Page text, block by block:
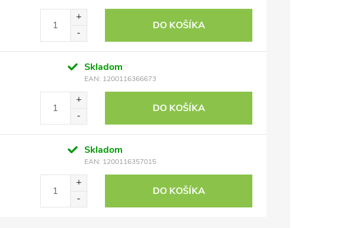
DO KOŠÍKA
Skladom
EAN: 1200116366673
DO KOŠÍKA
Skladom
EAN: 1200116357015
DO KOŠÍKA